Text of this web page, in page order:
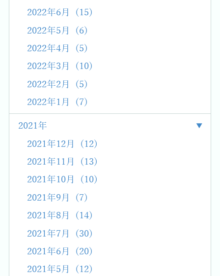
2022年6月 (15)
2022年5月 (6)
2022年4月 (5)
2022年3月 (10)
2022年2月 (5)
2022年1月 (7)
2021年
2021年12月 (12)
2021年11月 (13)
2021年10月 (10)
2021年9月 (7)
2021年8月 (14)
2021年7月 (30)
2021年6月 (20)
2021年5月 (12)